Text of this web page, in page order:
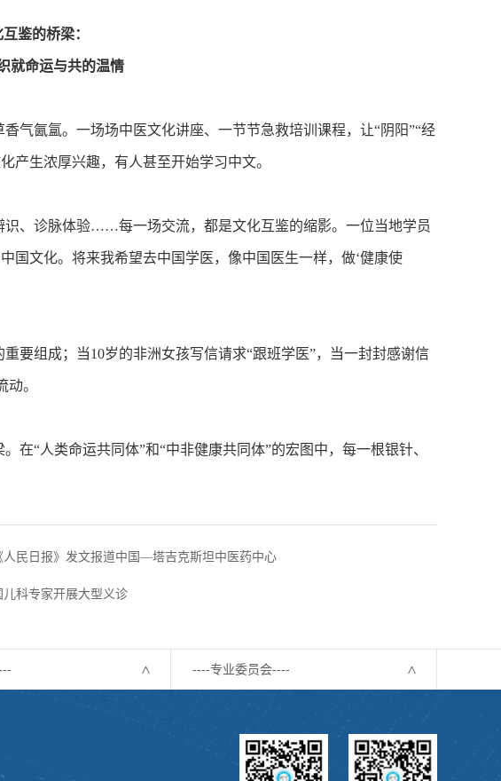
鉴的桥梁：
就命运与共的温情
氤氲。一场场中医文化讲座、一节节急救培训课程，让“阴阳”“经
产生浓厚兴趣，有人甚至开始学习中文。
、诊脉体验……每一场交流，都是文化互鉴的缩影。一位当地学员
国文化。将来我希望去中国学医，像中国医生一样，做‘健康使
组成；当10岁的非洲女孩写信请求“跟班学医”，当一封封感谢信
。
“人类命运共同体”和“中非健康共同体”的宏图中，每一根银针、
人民日报》发文报道中国—塔吉克斯坦中医药中心
科专家开展大型义诊
----专业委员会----